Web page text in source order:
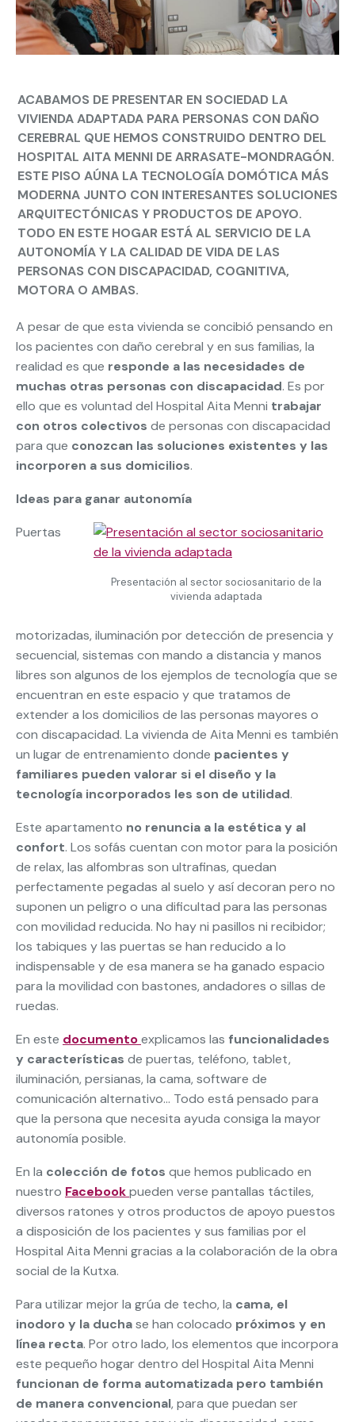
ACABAMOS DE PRESENTAR EN SOCIEDAD LA
VIVIENDA ADAPTADA PARA PERSONAS CON DAÑO
CEREBRAL QUE HEMOS CONSTRUIDO DENTRO DEL
HOSPITAL AITA MENNI DE ARRASATE-MONDRAGÓN.
ESTE PISO AÚNA LA TECNOLOGÍA DOMÓTICA MÁS
MODERNA JUNTO CON INTERESANTES SOLUCIONES
ARQUITECTÓNICAS Y PRODUCTOS DE APOYO.
TODO EN ESTE HOGAR ESTÁ AL SERVICIO DE LA
AUTONOMÍA Y LA CALIDAD DE VIDA DE LAS
PERSONAS CON DISCAPACIDAD, COGNITIVA,
MOTORA O AMBAS.
A pesar de que esta vivienda se concibió pensando en
los pacientes con daño cerebral y en sus familias, la
realidad es que responde a las necesidades de
muchas otras personas con discapacidad. Es por
ello que es voluntad del Hospital Aita Menni trabajar
con otros colectivos de personas con discapacidad
para que conozcan las soluciones existentes y las
incorporen a sus domicilios.
Ideas para ganar autonomía
Presentación al sector sociosanitario de la
vivienda adaptada
Puertas
motorizadas, iluminación por detección de presencia y
secuencial, sistemas con mando a distancia y manos
libres son algunos de los ejemplos de tecnología que se
encuentran en este espacio y que tratamos de
extender a los domicilios de las personas mayores o
con discapacidad. La vivienda de Aita Menni es también
un lugar de entrenamiento donde pacientes y
familiares pueden valorar si el diseño y la
tecnología incorporados les son de utilidad.
Este apartamento no renuncia a la estética y al
confort. Los sofás cuentan con motor para la posición
de relax, las alfombras son ultrafinas, quedan
perfectamente pegadas al suelo y así decoran pero no
suponen un peligro o una dificultad para las personas
con movilidad reducida. No hay ni pasillos ni recibidor;
los tabiques y las puertas se han reducido a lo
indispensable y de esa manera se ha ganado espacio
para la movilidad con bastones, andadores o sillas de
ruedas.
En este documentoexplicamos las funcionalidades
y características de puertas, teléfono, tablet,
iluminación, persianas, la cama, software de
comunicación alternativo… Todo está pensado para
que la persona que necesita ayuda consiga la mayor
autonomía posible.
En la colección de fotos que hemos publicado en
nuestro Facebookpueden verse pantallas táctiles,
diversos ratones y otros productos de apoyo puestos
a disposición de los pacientes y sus familias por el
Hospital Aita Menni gracias a la colaboración de la obra
social de la Kutxa.
Para utilizar mejor la grúa de techo, la cama, el
inodoro y la duchase han colocado próximos y en
línea recta. Por otro lado, los elementos que incorpora
este pequeño hogar dentro del Hospital Aita Menni
funcionan de forma automatizada pero también
de manera convencional, para que puedan ser